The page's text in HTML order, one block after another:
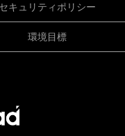
セキュリティポリシー
環境目標